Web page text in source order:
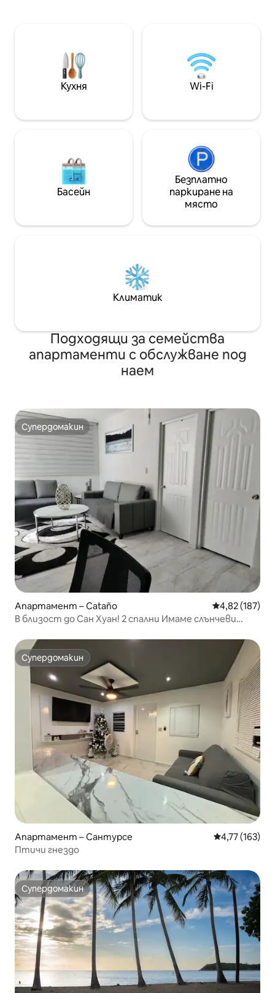
достъп до плажове, ресторанти,
пазаруване и най-добрите атракции.
Частен паркинг за ваше удобство,
високоскоростен Wi-Fi с оптични
стрийминг
известните Ла
Брава! ИМАМЕ
Изпратете ми
точните
Кухня Wi-Fi
Басейн
Безплатно
паркиране на
място
Климатик
Подходящи за семейства
апартаменти с обслужване под
наем
Супердомакин
Супердомакин
Апартамент – Cataño Средна
4,82 (187)
В близост до Сан Хуан! 2 спални Имаме слънчеви
Супердомакин
Супердомакин
Апартамент – Сантурсе Средна
4,77 (163)
Птичи гнездо
Супердомакин
Супердомакин